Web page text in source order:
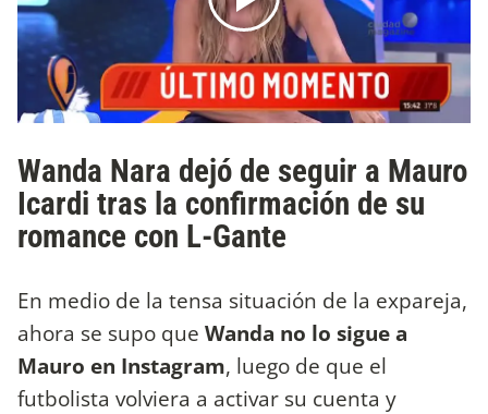
Wanda Nara dejó de seguir a Mauro
Icardi tras la confirmación de su
romance con L-Gante
En medio de la tensa situación de la expareja,
ahora se supo que Wanda no lo sigue a
Mauro en Instagram, luego de que el
futbolista volviera a activar su cuenta y